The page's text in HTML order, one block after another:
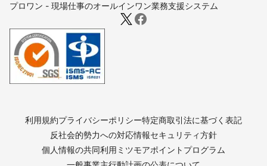
プロワン - 現場仕事のオールインワン業務支援システム
利用規約プライバシーポリシー特定商取引法に基づく表記
反社会的勢力への対応情報セキュリティ方針
個人情報の共同利用 ミツモアポイントプログラム